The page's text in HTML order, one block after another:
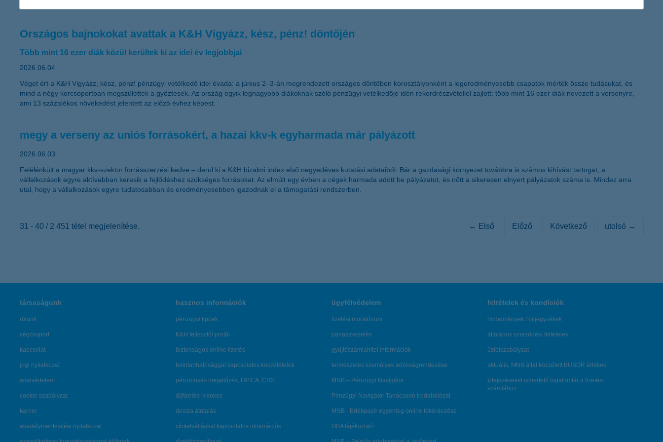
Országos bajnokokat avattak a K&H Vigyázz, kész, pénz! döntőjén
Több mint 16 ezer diák közül kerültek ki az idei év legjobbjai
2026.06.04.
Véget ért a K&H Vigyázz, kész, pénz! pénzügyi vetélkedő idei évada: a június 2–3-án megrendezett országos döntőben korosztályonként a legeredményesebb csapatok mérték össze tudásukat, és
mind a négy korcsoportban megszülettek a győztesek. Az ország egyik legnagyobb diákoknak szóló pénzügyi vetélkedője idén rekordrészvétellel zajlott: több mint 16 ezer diák nevezett a versenyre,
ami 13 százalékos növekedést jelentett az előző évhez képest.
megy a verseny az uniós forrásokért, a hazai kkv-k egyharmada már pályázott
2026.06.03.
Felélénkült a magyar kkv-szektor forrásszerzési kedve – derül ki a K&H bizalmi index első negyedéves kutatási adataiból. Bár a gazdasági környezet továbbra is számos kihívást tartogat, a
vállalkozások egyre aktívabban keresik a fejlődéshez szükséges forrásokat. Az elmúlt egy évben a cégek harmada adott be pályázatot, és nőtt a sikeresen elnyert pályázatok száma is. Mindez arra
utal, hogy a vállalkozások egyre tudatosabban és eredményesebben igazodnak el a támogatási rendszerben.
31 - 40 / 2 451 tétel megjelenítése. ← Első Előző Következő utolsó →
társaságunk
rólunk
cégcsoport
kapcsolat
jogi nyilatkozat
adatvédelem
cookie szabályzat
karrier
akadálymentesítési nyilatkozat
hasznos információk
pénzügyi tippek
K&H fejlesztői portál
biztonságos online fizetés
fenntarthatósággal kapcsolatos közzétételek
pénzmosás megelőzés, FATCA, CRS
díjfizetési kisokos
deviza átutalás
címletváltással kapcsolatos információk
ügyfélvédelem
fizetési moratórium
panaszkezelés
gyűjtőszámlahitel információk
természetes személyek adósságrendezése
MNB – Pénzügyi Navigátor
Pénzügyi Navigátor Tanácsadó Irodahálózat
MNB - Értékpapír egyenleg online lekérdezése
OBA tájékoztató
feltételek és kondíciók
hirdetmények / díjjegyzékek
általános szerződési feltételek
üzletszabályzat
aktuális, MNB által közzétett BUBOR értékek
kifejezéseket ismertető fogalomtár a fizetési
számlához